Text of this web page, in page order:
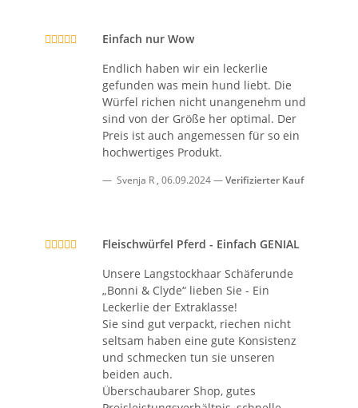
Einfach nur Wow
Endlich haben wir ein leckerlie
gefunden was mein hund liebt. Die
Würfel richen nicht unangenehm und
sind von der Größe her optimal. Der
Preis ist auch angemessen für so ein
hochwertiges Produkt.
Svenja R , 06.09.2024 Verifizierter Kauf
Fleischwürfel Pferd - Einfach GENIAL
Unsere Langstockhaar Schäferunde
„Bonni & Clyde“ lieben Sie - Ein
Leckerlie der Extraklasse!
Sie sind gut verpackt, riechen nicht
seltsam haben eine gute Konsistenz
und schmecken tun sie unseren
beiden auch.
Überschaubarer Shop, gutes